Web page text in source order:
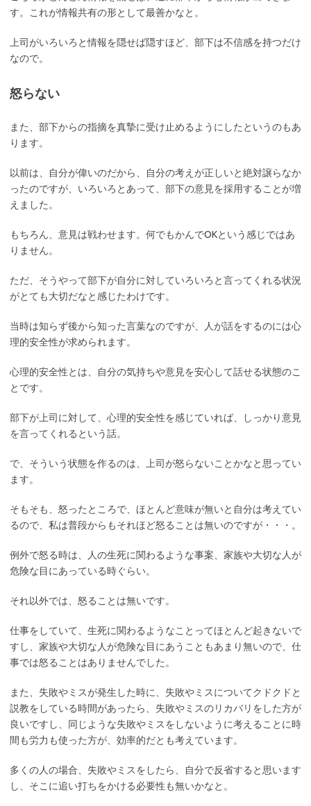
す。これが情報共有の形として最善かなと。
上司がいろいろと情報を隠せば隠すほど、部下は不信感を持つだけ
なので。
怒らない
また、部下からの指摘を真摯に受け止めるようにしたというのもあ
ります。
以前は、自分が偉いのだから、自分の考えが正しいと絶対譲らなか
ったのですが、いろいろとあって、部下の意見を採用することが増
えました。
もちろん、意見は戦わせます。何でもかんでOKという感じではあ
りません。
ただ、そうやって部下が自分に対していろいろと言ってくれる状況
がとても大切だなと感じたわけです。
当時は知らず後から知った言葉なのですが、人が話をするのには心
理的安全性が求められます。
心理的安全性とは、自分の気持ちや意見を安心して話せる状態のこ
とです。
部下が上司に対して、心理的安全性を感じていれば、しっかり意見
を言ってくれるという話。
で、そういう状態を作るのは、上司が怒らないことかなと思ってい
ます。
そもそも、怒ったところで、ほとんど意味が無いと自分は考えてい
るので、私は普段からもそれほど怒ることは無いのですが・・・。
例外で怒る時は、人の生死に関わるような事案、家族や大切な人が
危険な目にあっている時ぐらい。
それ以外では、怒ることは無いです。
仕事をしていて、生死に関わるようなことってほとんど起きないで
すし、家族や大切な人が危険な目にあうこともあまり無いので、仕
事では怒ることはありませんでした。
また、失敗やミスが発生した時に、失敗やミスについてクドクドと
説教をしている時間があったら、失敗やミスのリカバリをした方が
良いですし、同じような失敗やミスをしないように考えることに時
間も労力も使った方が、効率的だとも考えています。
多くの人の場合、失敗やミスをしたら、自分で反省すると思います
し、そこに追い打ちをかける必要性も無いかなと。